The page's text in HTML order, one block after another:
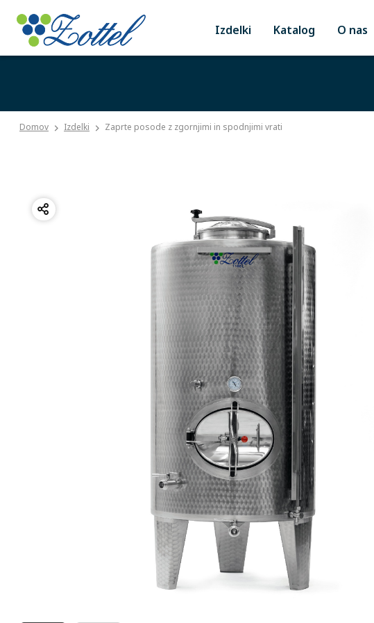
Izdelki Katalog O nas
Domov Izdelki Zaprte posode z zgornjimi in spodnjimi vrati